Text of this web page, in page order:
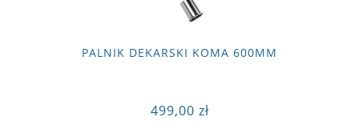
PALNIK DEKARSKI KOMA 600MM
499,00 zł